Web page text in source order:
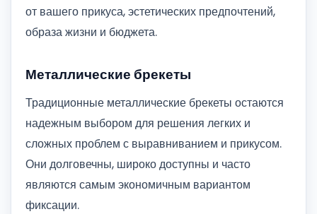
от вашего прикуса, эстетических предпочтений,
образа жизни и бюджета.
Металлические брекеты
Традиционные металлические брекеты остаются
надежным выбором для решения легких и
сложных проблем с выравниванием и прикусом.
Они долговечны, широко доступны и часто
являются самым экономичным вариантом
фиксации.